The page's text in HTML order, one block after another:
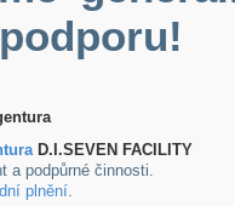
D.I.SEVEN FACILITY
a podpůrné činnosti.
plnění.